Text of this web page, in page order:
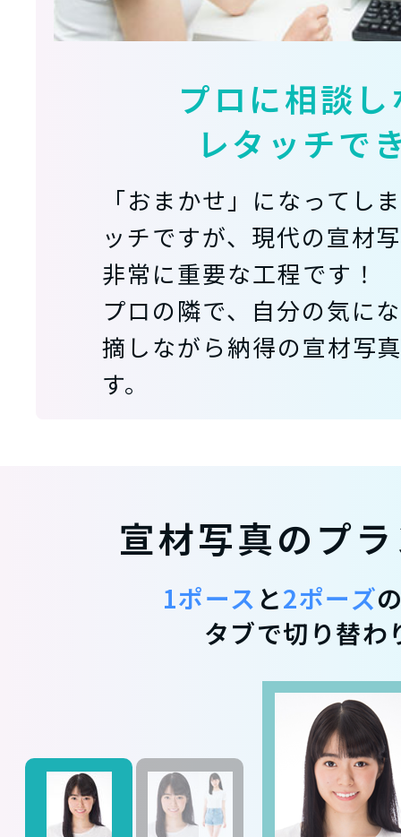
プロに相談
レタッチで
「おまかせ」になってし
ッチですが、現代の宣材
非常に重要な工程です！
プロの隣で、自分の気に
摘しながら納得の宣材写
す。
宣材写真のプ
1ポース と2ポーズ
タブで切り替わ